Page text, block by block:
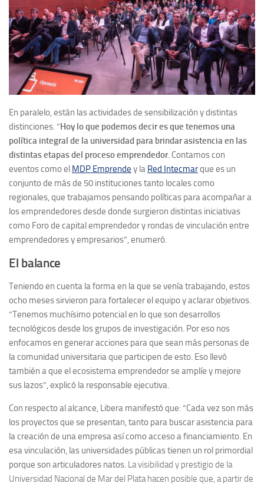
En paralelo, están las actividades de sensibilización y distintas
distinciones. ”Hoy lo que podemos decir es que tenemos una
política integral de la universidad para brindar asistencia en las
distintas etapas del proceso emprendedor. Contamos con
eventos como el MDP Emprende y la Red Intecmarque es un
conjunto de más de 50 instituciones tanto locales como
regionales, que trabajamos pensando políticas para acompañar a
los emprendedores desde donde surgieron distintas iniciativas
como Foro de capital emprendedor y rondas de vinculación entre
emprendedores y empresarios”, enumeró.
El balance
Teniendo en cuenta la forma en la que se venía trabajando, estos
ocho meses sirvieron para fortalecer el equipo y aclarar objetivos.
“Tenemos muchísimo potencial en lo que son desarrollos
tecnológicos desde los grupos de investigación. Por eso nos
enfocamos en generar acciones para que sean más personas de
la comunidad universitaria que participen de esto. Eso llevó
también a que el ecosistema emprendedor se amplíe y mejore
sus lazos”, explicó la responsable ejecutiva.
Con respecto al alcance, Libera manifestó que: “Cada vez son más
los proyectos que se presentan, tanto para buscar asistencia para
la creación de una empresa así como acceso a financiamiento. En
esa vinculación, las universidades públicas tienen un rol primordial
porque son articuladores natos. La visibilidad y prestigio de la
Universidad Nacional de Mar del Plata hacen posible que, a partir de